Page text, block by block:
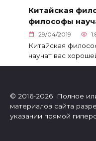
Китайская
философы
29/04/2019
Китайская
научат вас
© 2016-2026 Полное
материалов сайта
указании прямой